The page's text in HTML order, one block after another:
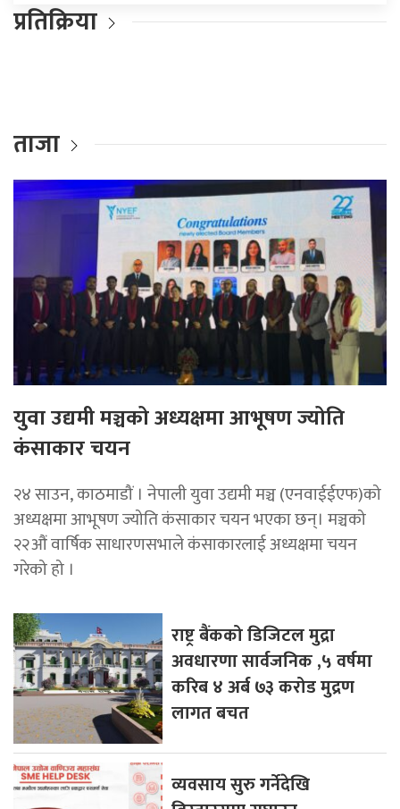
प्रतिक्रिया
ताजा
युवा उद्यमी मञ्चको अध्यक्षमा आभूषण ज्योति
कंसाकार चयन
२४ साउन, काठमाडौं । नेपाली युवा उद्यमी मञ्च (एनवाईईएफ)को
अध्यक्षमा आभूषण ज्योति कंसाकार चयन भएका छन्। मञ्चको
२२औं वार्षिक साधारणसभाले कंसाकारलाई अध्यक्षमा चयन
गरेको हो ।
राष्ट्र बैंकको डिजिटल मुद्रा
अवधारणा सार्वजनिक ,५ वर्षमा
करिब ४ अर्ब ७३ करोड मुद्रण
लागत बचत
व्यवसाय सुरु गर्नेदेखि